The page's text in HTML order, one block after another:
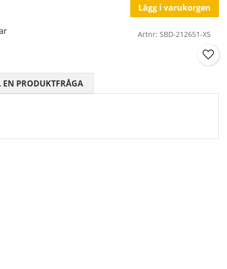
Lägg i varukorgen
Artnr: SBD-212651-XS
0 AV 5 ANTAL BETYG 0
EN PRODUKTFRÅGA